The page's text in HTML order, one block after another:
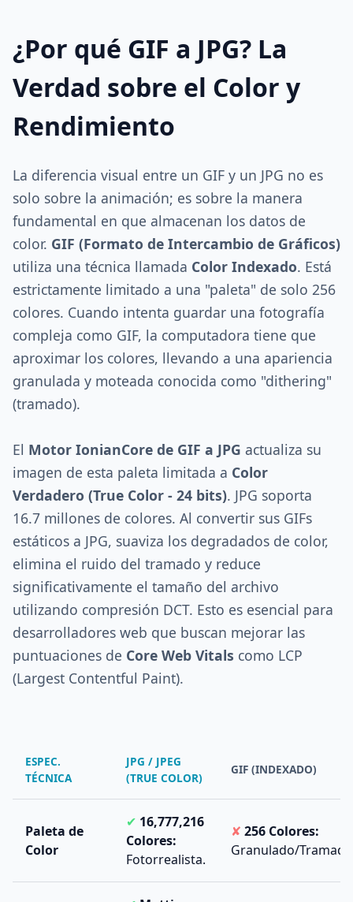
¿Por qué GIF a JPG? La
Verdad sobre el Color y
Rendimiento
La diferencia visual entre un GIF y un JPG no es
solo sobre la animación; es sobre la manera
fundamental en que almacenan los datos de
color. GIF (Formato de Intercambio de Gráficos)
utiliza una técnica llamada Color Indexado. Está
estrictamente limitado a una "paleta" de solo 256
colores. Cuando intenta guardar una fotografía
compleja como GIF, la computadora tiene que
aproximar los colores, llevando a una apariencia
granulada y moteada conocida como "dithering"
(tramado).
El Motor IonianCore de GIF a JPG actualiza su
imagen de esta paleta limitada a Color
Verdadero (True Color - 24 bits). JPG soporta
16.7 millones de colores. Al convertir sus GIFs
estáticos a JPG, suaviza los degradados de color,
elimina el ruido del tramado y reduce
significativamente el tamaño del archivo
utilizando compresión DCT. Esto es esencial para
desarrolladores web que buscan mejorar las
puntuaciones de Core Web Vitals como LCP
(Largest Contentful Paint).
ESPEC.
TÉCNICA
JPG / JPEG
(TRUE COLOR)
GIF (INDEXADO)
Paleta de
Color
✔ 16,777,216
Colores:
Fotorrealista.
✘ 256 Colores:
Granulado/